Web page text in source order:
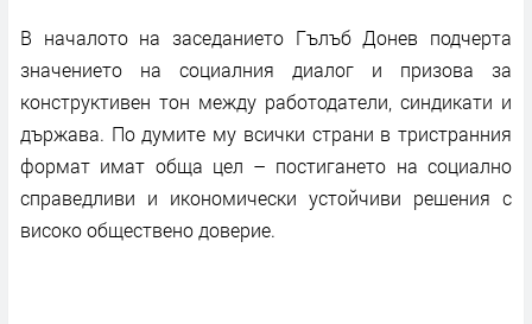
В началото на заседанието Гълъб Донев подчерта
значението на социалния диалог и призова за
конструктивен тон между работодатели, синдикати и
държава. По думите му всички страни в тристранния
формат имат обща цел – постигането на социално
справедливи и икономически устойчиви решения с
високо обществено доверие.